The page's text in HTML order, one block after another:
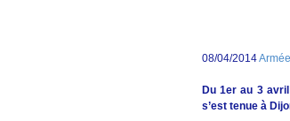
08/04/2014
Du 1er au 3
s’est tenue à